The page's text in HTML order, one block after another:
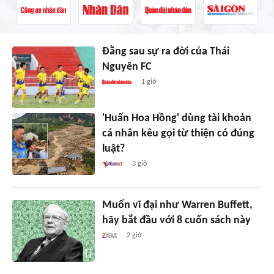
Đằng sau sự ra đời của Thái
Nguyên FC
1 giờ
'Huấn Hoa Hồng' dùng tài khoản
cá nhân kêu gọi từ thiện có đúng
luật?
3 giờ
Muốn vĩ đại như Warren Buffett,
hãy bắt đầu với 8 cuốn sách này
2 giờ